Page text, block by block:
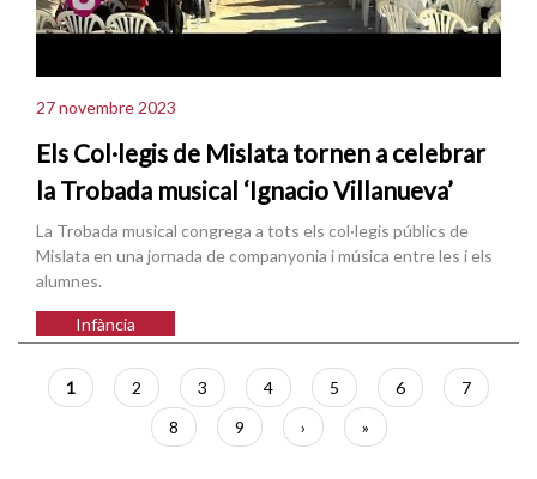
27 novembre 2023
Els Col·legis de Mislata tornen a celebrar
la Trobada musical ‘Ignacio Villanueva’
La Trobada musical congrega a tots els col·legis públics de
Mislata en una jornada de companyonia i música entre les i els
alumnes.
Infància
Paginació
Pàgina
actual
1 Pàgina
2 Pàgina
3 Pàgina
4 Pàgina
5 Pàgina
6 Pàgina
7
Pàgina
8 Pàgina
9
Pàgina
següent
›
Última
pàgina
»